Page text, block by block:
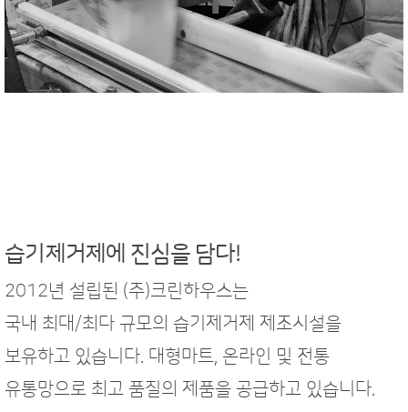
습기제거제에 진심을 담다!
2012년 설립된 (주)크린하우스는
국내 최대/최다 규모의 습기제거제 제조시설을
보유하고 있습니다. 대형마트, 온라인 및 전통
유통망으로 최고 품질의 제품을 공급하고 있습니다.